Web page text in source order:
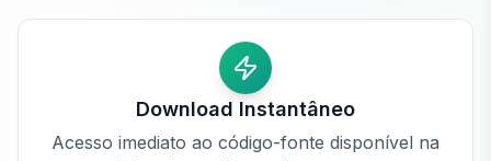
Download Instantâneo
Acesso imediato ao código-fonte disponível na